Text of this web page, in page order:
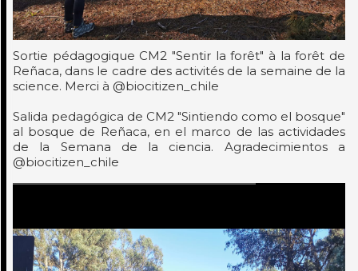
Sortie pédagogique CM2 "Sentir la forêt" à la forêt de
Reñaca, dans le cadre des activités de la semaine de la
science. Merci à @biocitizen_chile
Salida pedagógica de CM2 "Sintiendo como el bosque"
al bosque de Reñaca, en el marco de las actividades
de la Semana de la ciencia. Agradecimientos a
@biocitizen_chile